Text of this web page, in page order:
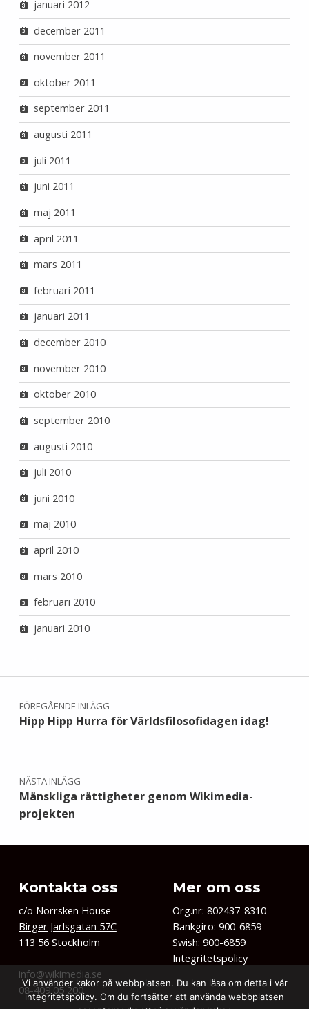
januari 2012
december 2011
november 2011
oktober 2011
september 2011
augusti 2011
juli 2011
juni 2011
maj 2011
april 2011
mars 2011
februari 2011
januari 2011
december 2010
november 2010
oktober 2010
september 2010
augusti 2010
juli 2010
juni 2010
maj 2010
april 2010
mars 2010
februari 2010
januari 2010
Inläggsnavigering
FÖREGÅENDE INLÄGG
Hipp Hipp Hurra för Världsfilosofidagen idag!
NÄSTA INLÄGG
Mänskliga rättigheter genom Wikimedia-
projekten
Kontakta oss
c/o Norrsken House
Birger Jarlsgatan 57C
113 56 Stockholm
info@wikimedia.se
08-409 05 200
Mer om oss
Org.nr: 802437-8310
Bankgiro: 900-6859
Swish: 900-6859
Integritetspolicy
Vi använder kakor på webbplatsen. Du kan läsa om detta i vår
integritetspolicy. Om du fortsätter att använda webbplatsen